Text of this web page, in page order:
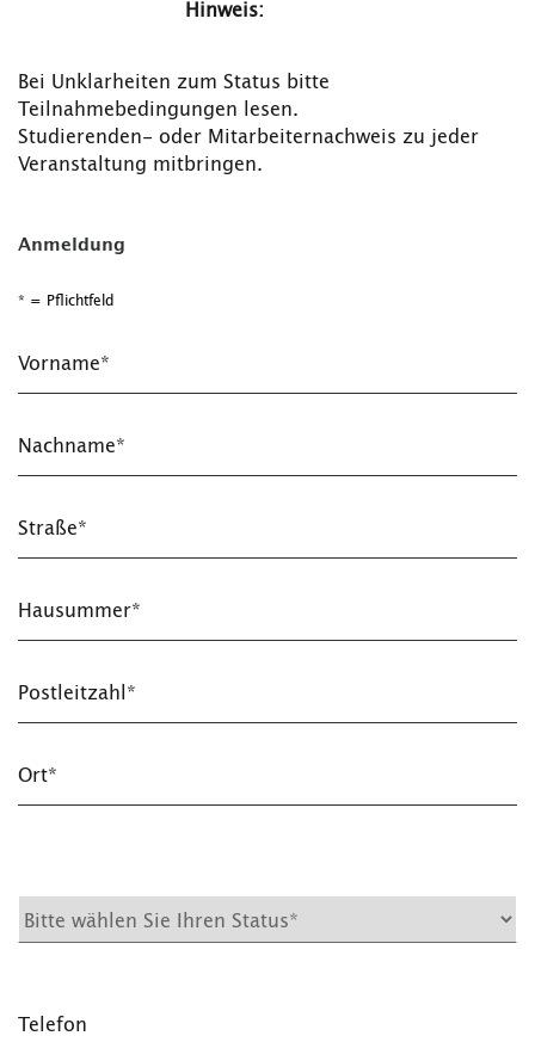
Hinweis:
Bei Unklarheiten zum Status bitte
Teilnahmebedingungen lesen.
Studierenden- oder Mitarbeiternachweis zu jeder
Veranstaltung mitbringen.
Anmeldung
* = Pflichtfeld
Vorname*
Nachname*
Straße*
Hausummer*
Postleitzahl*
Ort*
Telefon